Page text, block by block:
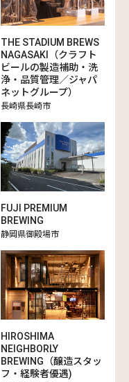
THE STADIUM BREWS
NAGASAKI（クラフト
ビールの製造補助・洗
浄・品質管理／ジャパ
ネットグループ）
長崎県長崎市
FUJI PREMIUM
BREWING
静岡県御殿場市
HIROSHIMA
NEIGHBORLY
BREWING（醸造スタッ
フ・経験者優遇)